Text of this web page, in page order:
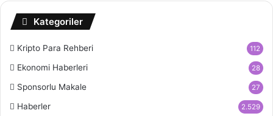
Kategoriler
Kripto Para Rehberi 112
Ekonomi Haberleri 28
Sponsorlu Makale 27
Haberler 2.529